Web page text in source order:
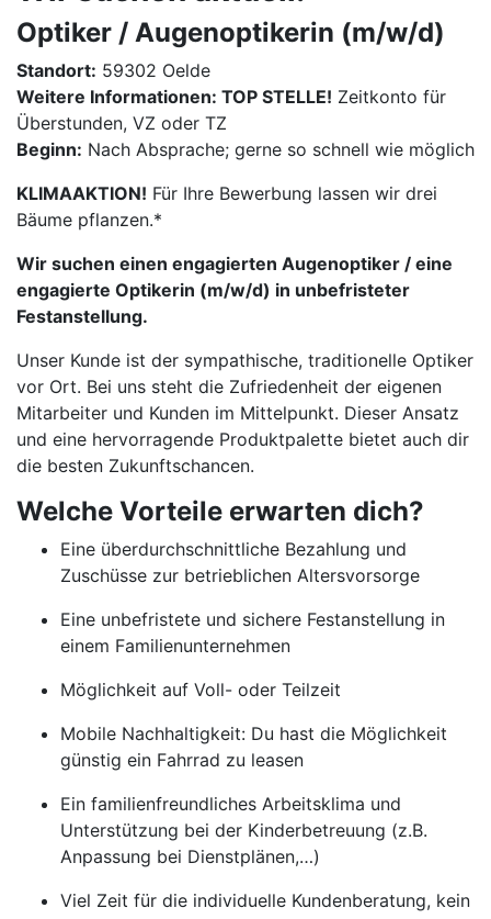
Optiker / Augenoptikerin (m/w/d)
Standort: 59302 Oelde
Weitere Informationen: TOP STELLE! Zeitkonto für
Überstunden, VZ oder TZ
Beginn: Nach Absprache; gerne so schnell wie möglich
KLIMAAKTION! Für Ihre Bewerbung lassen wir drei
Bäume pflanzen.*
Wir suchen einen engagierten Augenoptiker / eine
engagierte Optikerin (m/w/d) in unbefristeter
Festanstellung.
Unser Kunde ist der sympathische, traditionelle Optiker
vor Ort. Bei uns steht die Zufriedenheit der eigenen
Mitarbeiter und Kunden im Mittelpunkt. Dieser Ansatz
und eine hervorragende Produktpalette bietet auch dir
die besten Zukunftschancen.
Welche Vorteile erwarten dich?
Eine überdurchschnittliche Bezahlung und
Zuschüsse zur betrieblichen Altersvorsorge
Eine unbefristete und sichere Festanstellung in
einem Familienunternehmen
Möglichkeit auf Voll- oder Teilzeit
Mobile Nachhaltigkeit: Du hast die Möglichkeit
günstig ein Fahrrad zu leasen
Ein familienfreundliches Arbeitsklima und
Unterstützung bei der Kinderbetreuung (z.B.
Anpassung bei Dienstplänen,…)
Viel Zeit für die individuelle Kundenberatung, kein